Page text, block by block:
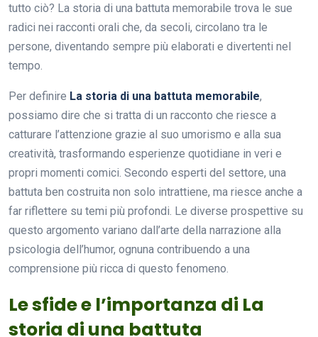
tutto ciò? La storia di una battuta memorabile trova le sue
radici nei racconti orali che, da secoli, circolano tra le
persone, diventando sempre più elaborati e divertenti nel
tempo.
Per definire La storia di una battuta memorabile,
possiamo dire che si tratta di un racconto che riesce a
catturare l’attenzione grazie al suo umorismo e alla sua
creatività, trasformando esperienze quotidiane in veri e
propri momenti comici. Secondo esperti del settore, una
battuta ben costruita non solo intrattiene, ma riesce anche a
far riflettere su temi più profondi. Le diverse prospettive su
questo argomento variano dall’arte della narrazione alla
psicologia dell’humor, ognuna contribuendo a una
comprensione più ricca di questo fenomeno.
Le sfide e l’importanza di La
storia di una battuta